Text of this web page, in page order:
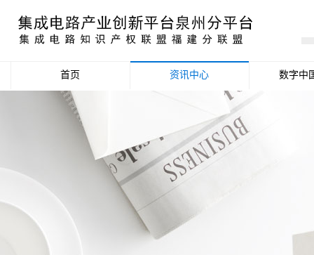
首页 资讯中心
政策信息
活动公告
数据统计分析
数字中